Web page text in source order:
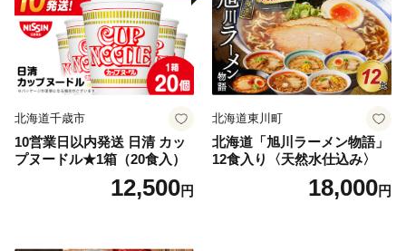
北海道千歳市
10営業日以内発送 日清 カッ
プヌードル★1箱（20食入）
12,500円
北海道東川町
北海道「旭川ラーメン物語」
12食入り〈天然水仕込み〉
18,000円